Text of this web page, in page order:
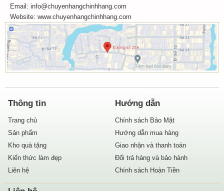
Email: info@chuyenhangchinhhang.com
Website: www.chuyenhangchinhhang.com
Thông tin
Trang chủ
Sản phẩm
Kho quà tặng
Kiến thức làm đẹp
Liên hệ
Hướng dẫn
Chính sách Bảo Mật
Hướng dẫn mua hàng
Giao nhận và thanh toán
Đổi trả hàng và bảo hành
Chính sách Hoàn Tiền